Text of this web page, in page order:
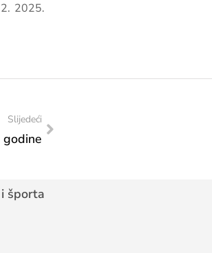
2025.
Slijedeći
godine
športa